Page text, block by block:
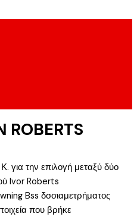
για την επιλογή μεταξύ δύο
Ivor Roberts
Bss δσσιαμετρήματος
που βρήκε